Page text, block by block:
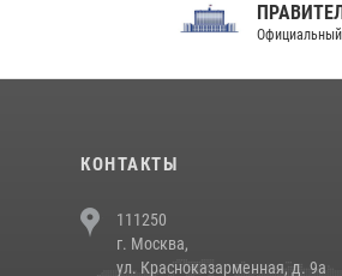
ПРАВИТЕЛЬСТВО РФ
Официальный сайт
КОНТАКТЫ
111250
г. Москва,
ул. Красноказарменная, д. 9а